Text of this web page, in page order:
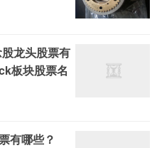
龙头股票有
板块股票名
有哪些？